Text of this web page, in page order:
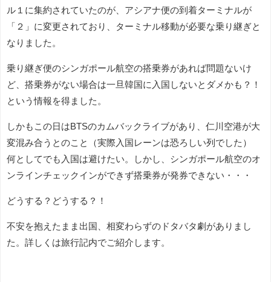
ル１に集約されていたのが、アシアナ便の到着ターミナルが
「２」に変更されており、ターミナル移動が必要な乗り継ぎと
なりました。
乗り継ぎ便のシンガポール航空の搭乗券があれば問題ないけ
ど、搭乗券がない場合は一旦韓国に入国しないとダメかも？！
という情報を得ました。
しかもこの日はBTSのカムバックライブがあり、仁川空港が大
変混み合うとのこと（実際入国レーンは恐ろしい列でした）
何としてでも入国は避けたい。しかし、シンガポール航空のオ
ンラインチェックインができず搭乗券が発券できない・・・
どうする？どうする？！
不安を抱えたまま出国、相変わらずのドタバタ劇がありまし
た。詳しくは旅行記内でご紹介します。